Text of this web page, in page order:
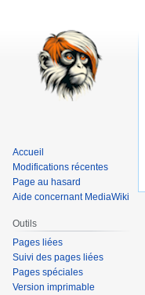
Accueil
Modifications récentes
Page au hasard
Aide concernant MediaWiki
Outils
Pages liées
Suivi des pages liées
Pages spéciales
Version imprimable